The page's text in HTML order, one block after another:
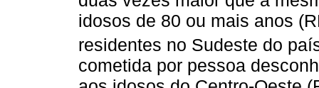
idosos de 80 ou mais anos
residentes no Sudeste do
cometida por pessoa